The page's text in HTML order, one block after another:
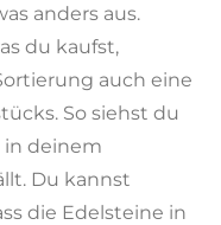
anders aus.
du kaufst,
auch eine
So siehst du
deinem
Du kannst
die Edelsteine in